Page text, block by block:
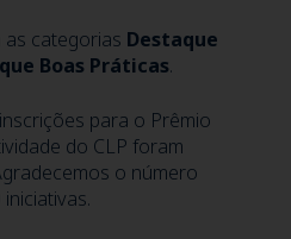
categorias Destaque
Boas Práticas.
para o Prêmio
do CLP foram
o número